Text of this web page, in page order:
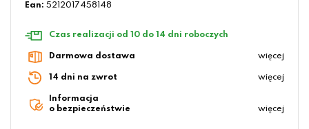
Ean: 5212017458148
Czas realizacji od 10 do 14 dni roboczych
Darmowa dostawa więcej
14 dni na zwrot więcej
Informacja
o bezpieczeństwie
więcej